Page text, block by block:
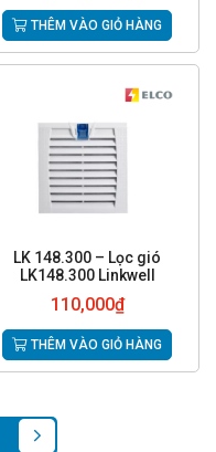
THÊM VÀO GIỎ HÀNG
LK 148.300 – Lọc gió
LK148.300 Linkwell
110,000₫
THÊM VÀO GIỎ HÀNG